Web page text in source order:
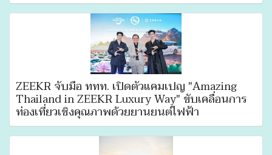
ZEEKR จับมือ ททท. เปิดตัวแคมเปญ "Amazing
Thailand in ZEEKR Luxury Way" ขับเคลื่อนการ
ท่องเที่ยวเชิงคุณภาพด้วยยานยนต์ไฟฟ้า